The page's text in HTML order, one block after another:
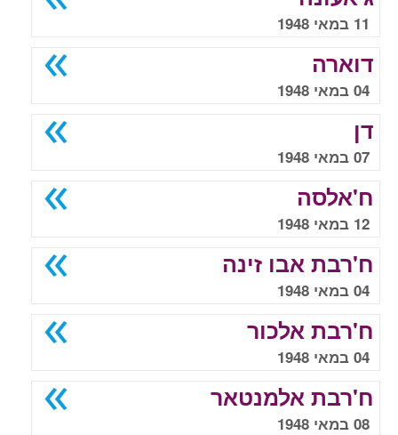
11 במאי 1948
דוארה
04 במאי 1948
דן
07 במאי 1948
ח'אלסה
12 במאי 1948
ח'רבת אבו זינה
04 במאי 1948
ח'רבת אלכור
04 במאי 1948
ח'רבת אלמנטאר
08 במאי 1948